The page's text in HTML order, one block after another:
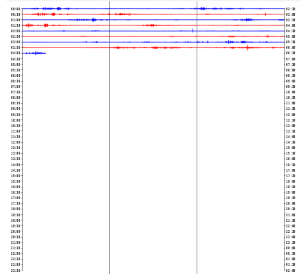
00:00
00:30
01:00
01:30
02:00
02:30
03:00
03:30
04:00
04:30
05:00
05:30
06:00
06:30
07:00
07:30
08:00
08:30
09:00
09:30
10:00
10:30
11:00
11:30
12:00
12:30
13:00
13:30
14:00
14:30
15:00
15:30
16:00
16:30
17:00
17:30
18:00
18:30
19:00
19:30
20:00
20:30
21:00
21:30
22:00
22:30
23:00
23:30
02:30
03:00
03:30
04:00
04:30
05:00
05:30
06:00
06:30
07:00
07:30
08:00
08:30
09:00
09:30
10:00
10:30
11:00
11:30
12:00
12:30
13:00
13:30
14:00
14:30
15:00
15:30
16:00
16:30
17:00
17:30
18:00
18:30
19:00
19:30
20:00
20:30
21:00
21:30
22:00
22:30
23:00
23:30
00:00
00:30
01:00
01:30
02:00